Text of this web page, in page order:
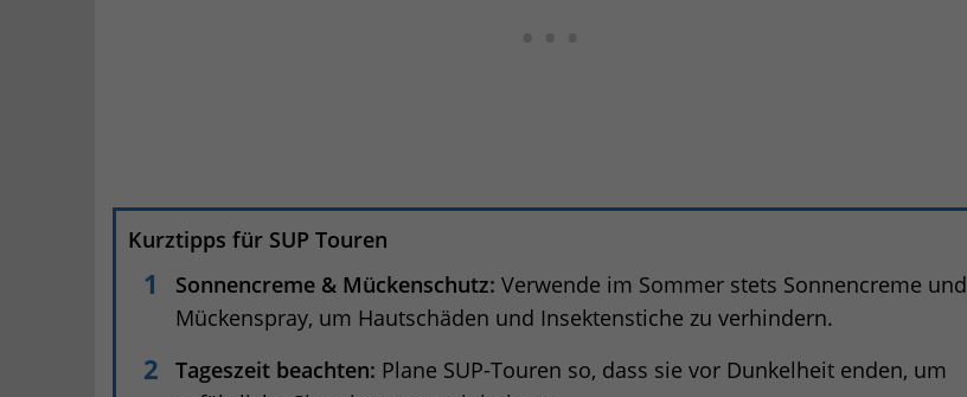
Kurztipps für SUP Touren
Sonnencreme & Mückenschutz: Verwende im Sommer stets Sonnencreme und
Mückenspray, um Hautschäden und Insektenstiche zu verhindern.
Tageszeit beachten: Plane SUP-Touren so, dass sie vor Dunkelheit enden, um